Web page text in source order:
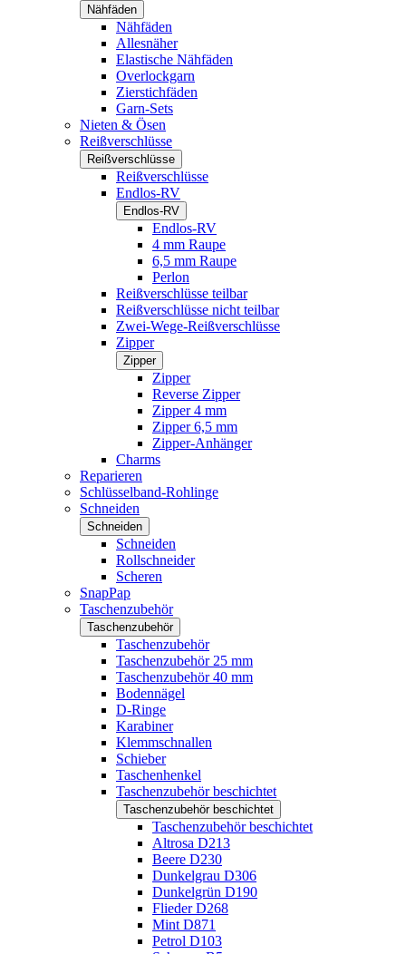
Nähfäden
Nähfäden
Allesnäher
Elastische Nähfäden
Overlockgarn
Zierstichfäden
Garn-Sets
Nieten & Ösen
Reißverschlüsse
Reißverschlüsse
Reißverschlüsse
Endlos-RV
Endlos-RV
Endlos-RV
4 mm Raupe
6,5 mm Raupe
Perlon
Reißverschlüsse teilbar
Reißverschlüsse nicht teilbar
Zwei-Wege-Reißverschlüsse
Zipper
Zipper
Zipper
Reverse Zipper
Zipper 4 mm
Zipper 6,5 mm
Zipper-Anhänger
Charms
Reparieren
Schlüsselband-Rohlinge
Schneiden
Schneiden
Schneiden
Rollschneider
Scheren
SnapPap
Taschenzubehör
Taschenzubehör
Taschenzubehör
Taschenzubehör 25 mm
Taschenzubehör 40 mm
Bodennägel
D-Ringe
Karabiner
Klemmschnallen
Schieber
Taschenhenkel
Taschenzubehör beschichtet
Taschenzubehör beschichtet
Taschenzubehör beschichtet
Altrosa D213
Beere D230
Dunkelgrau D306
Dunkelgrün D190
Flieder D268
Mint D871
Petrol D103